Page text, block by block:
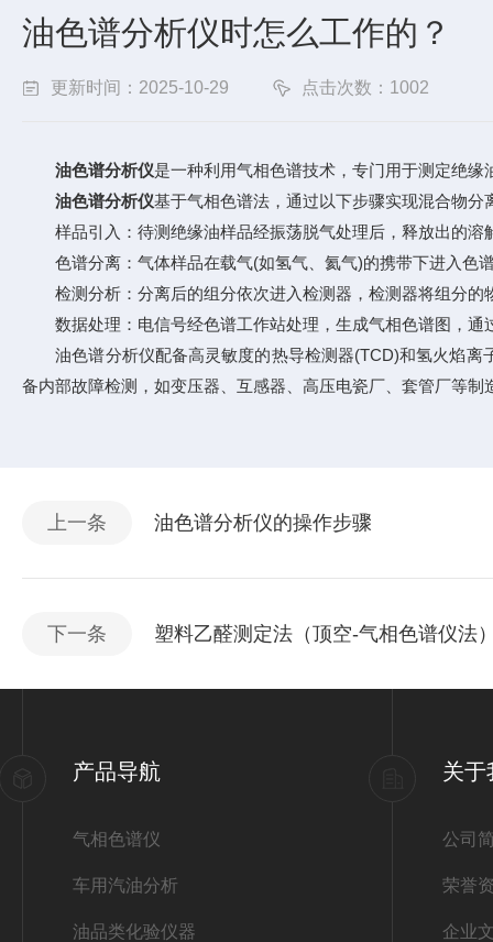
油色谱分析仪时怎么工作的？
更新时间：2025-10-29 点击次数：1002
油色谱分析仪是一种利用气相色谱技术，专门用于测定绝
油色谱分析仪基于气相色谱法，通过以下步骤实现混合物分
样品引入：待测绝缘油样品经振荡脱气处理后，释放出的溶
色谱分离：气体样品在载气(如氢气、氦气)的携带下进入色
检测分析：分离后的组分依次进入检测器，检测器将组分的
数据处理：电信号经色谱工作站处理，生成气相色谱图，通
油色谱分析仪配备高灵敏度的热导检测器(TCD)和氢火焰离
备内部故障检测，如变压器、互感器、高压电瓷厂、套管厂等
上一条 油色谱分析仪的操作步骤
下一条 塑料乙醛测定法（顶空-气相色谱仪法
产品导航
气相色谱仪
车用汽油分析
油品类化验仪器
关于
公司
荣誉
企业